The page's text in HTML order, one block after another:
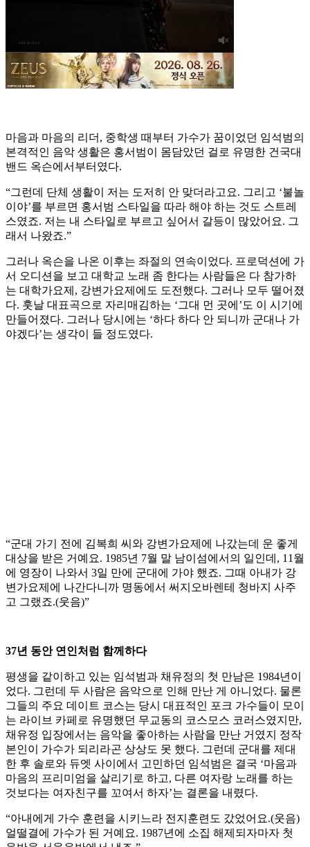
마음과 마음의 리더, 중학생 때부터 가수가 꿈이었던 임석범의
본격적인 음악 생활은 홍서범이 몸담았던 걸로 유명한 건국대
밴드 옥슨에서부터였다.
“그런데 단체 생활이 저는 도저히 안 맞더라고요. 그리고 ‘불놀
이야’를 부르면 홍서범 스타일을 따라 해야 하는 것도 스트레
스였죠. 저는 내 스타일로 부르고 싶어서 갈등이 많았어요. 그
래서 나왔죠.”
그러나 옥슨을 나온 이후는 좌절의 연속이었다. 프로덕션에 가
서 오디션을 보고 대학교 노래 좀 한다는 사람들은 다 참가하
는 대학가요제, 강변가요제에도 도전했다. 그러나 모두 떨어졌
다. 훗날 대표곡으로 자리매김하는 ‘그대 먼 곳에’도 이 시기에
만들어졌다. 그러나 당시에는 ‘하다 하다 안 되니까 군대나 가
야겠다’는 생각이 들 정도였다.
“군대 가기 전에 김복희 씨와 강변가요제에 나갔는데 운 좋게
대상을 받은 거예요. 1985년 7월 말 남이섬에서의 일인데, 11월
에 영장이 나와서 3일 만에 군대에 가야 했죠. 그때 아내가 강
변가요제에 나간다니까 명동에서 써지오바렌테 청바지 사주
고 그랬죠.(웃음)”
37년 동안 연인처럼 함께하다
평생을 같이하고 있는 임석범과 채유정의 첫 만남은 1984년이
었다. 그런데 두 사람은 음악으로 인해 만난 게 아니었다. 물론
그들의 주요 데이트 코스는 당시 대표적인 포크 가수들이 모이
는 라이브 카페로 유명했던 무교동의 코스모스 코러스였지만,
채유정 입장에서는 음악을 좋아하는 사람을 만난 거였지 정작
본인이 가수가 되리라곤 상상도 못 했다. 그런데 군대를 제대
한 후 솔로와 듀엣 사이에서 고민하던 임석범은 결국 ‘마음과
마음의 프리미엄을 살리기로 하고, 다른 여자랑 노래를 하는
것보다는 여자친구를 꼬여서 하자’는 결론을 내렸다.
“아내에게 가수 훈련을 시키느라 전지훈련도 갔었어요.(웃음)
얼떨결에 가수가 된 거예요. 1987년에 소집 해제되자마자 첫